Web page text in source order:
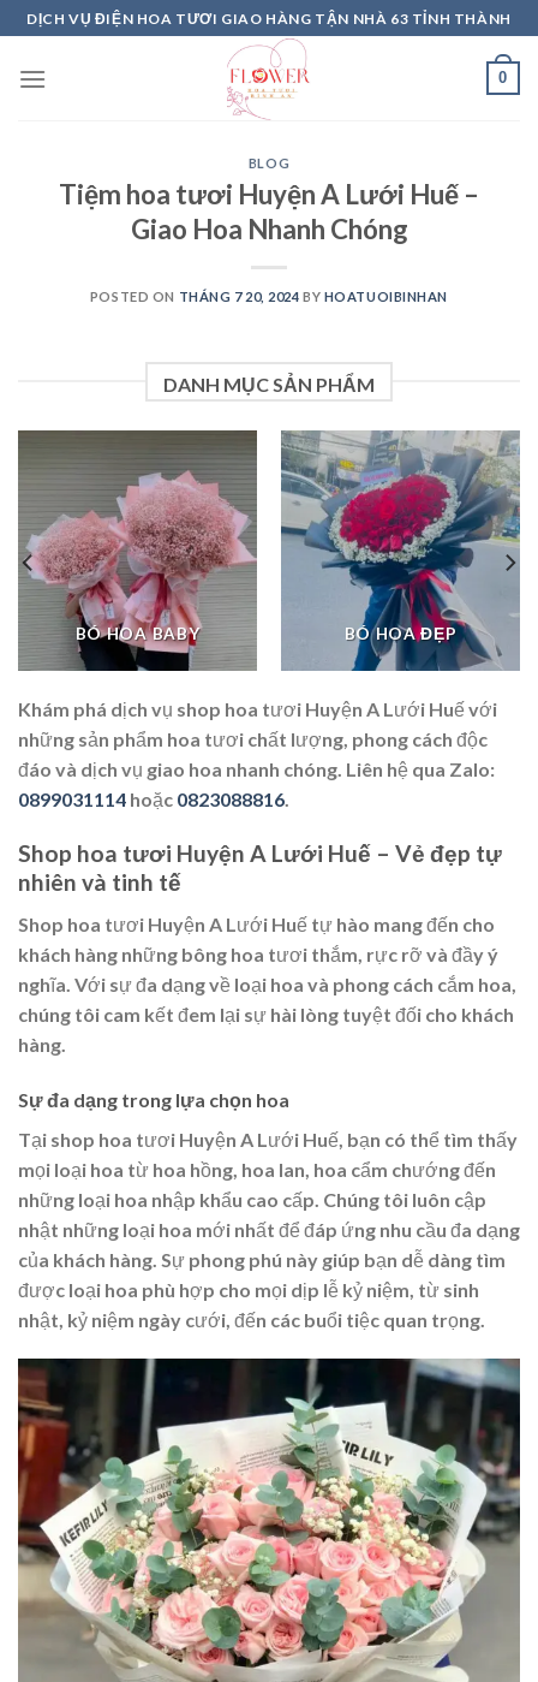
Skip
to
content
DỊCH VỤ ĐIỆN HOA TƯƠI GIAO HÀNG TẬN NHÀ 63 TỈNH THÀNH
0
BLOG
Tiệm hoa tươi Huyện A Lưới Huế –
Giao Hoa Nhanh Chóng
POSTED ON THÁNG 7 20, 2024 BY HOATUOIBINHAN
DANH MỤC SẢN PHẨM
BÓ HOA BABY BÓ HOA ĐẸP
Khám phá dịch vụ shop hoa tươi Huyện A Lưới Huế với
những sản phẩm hoa tươi chất lượng, phong cách độc
đáo và dịch vụ giao hoa nhanh chóng. Liên hệ qua Zalo:
0899031114 hoặc 0823088816.
Shop hoa tươi Huyện A Lưới Huế – Vẻ đẹp tự
nhiên và tinh tế
Shop hoa tươi Huyện A Lưới Huế tự hào mang đến cho
khách hàng những bông hoa tươi thắm, rực rỡ và đầy ý
nghĩa. Với sự đa dạng về loại hoa và phong cách cắm hoa,
chúng tôi cam kết đem lại sự hài lòng tuyệt đối cho khách
hàng.
Sự đa dạng trong lựa chọn hoa
Tại shop hoa tươi Huyện A Lưới Huế, bạn có thể tìm thấy
mọi loại hoa từ hoa hồng, hoa lan, hoa cẩm chướng đến
những loại hoa nhập khẩu cao cấp. Chúng tôi luôn cập
nhật những loại hoa mới nhất để đáp ứng nhu cầu đa dạng
của khách hàng. Sự phong phú này giúp bạn dễ dàng tìm
được loại hoa phù hợp cho mọi dịp lễ kỷ niệm, từ sinh
nhật, kỷ niệm ngày cưới, đến các buổi tiệc quan trọng.